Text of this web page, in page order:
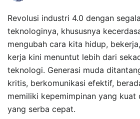
Revolusi industri 4.0 dengan
teknologinya, khususnya
mengubah cara kita hidup,
kerja kini menuntut lebih dari
teknologi. Generasi muda
kritis, berkomunikasi efektif,
memiliki kepemimpinan yang kuat
yang serba cepat.